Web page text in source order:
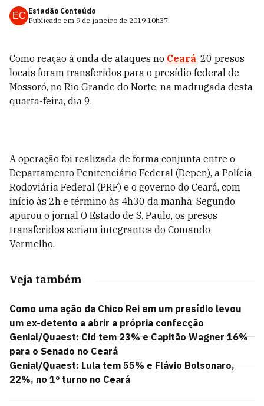
EC Estadão Conteúdo
Publicado em 9 de janeiro de 2019 10h37.
Como reação à onda de ataques no Ceará, 20 presos
locais foram transferidos para o presídio federal de
Mossoró, no Rio Grande do Norte, na madrugada desta
quarta-feira, dia 9.
A operação foi realizada de forma conjunta entre o
Departamento Penitenciário Federal (Depen), a Polícia
Rodoviária Federal (PRF) e o governo do Ceará, com
início às 2h e término às 4h30 da manhã. Segundo
apurou o jornal O Estado de S. Paulo, os presos
transferidos seriam integrantes do Comando
Vermelho.
Veja também
Como uma ação da Chico Rei em um presídio levou
um ex-detento a abrir a própria confecção
Genial/Quaest: Cid tem 23% e Capitão Wagner 16%
para o Senado no Ceará
Genial/Quaest: Lula tem 55% e Flávio Bolsonaro,
22%, no 1º turno no Ceará